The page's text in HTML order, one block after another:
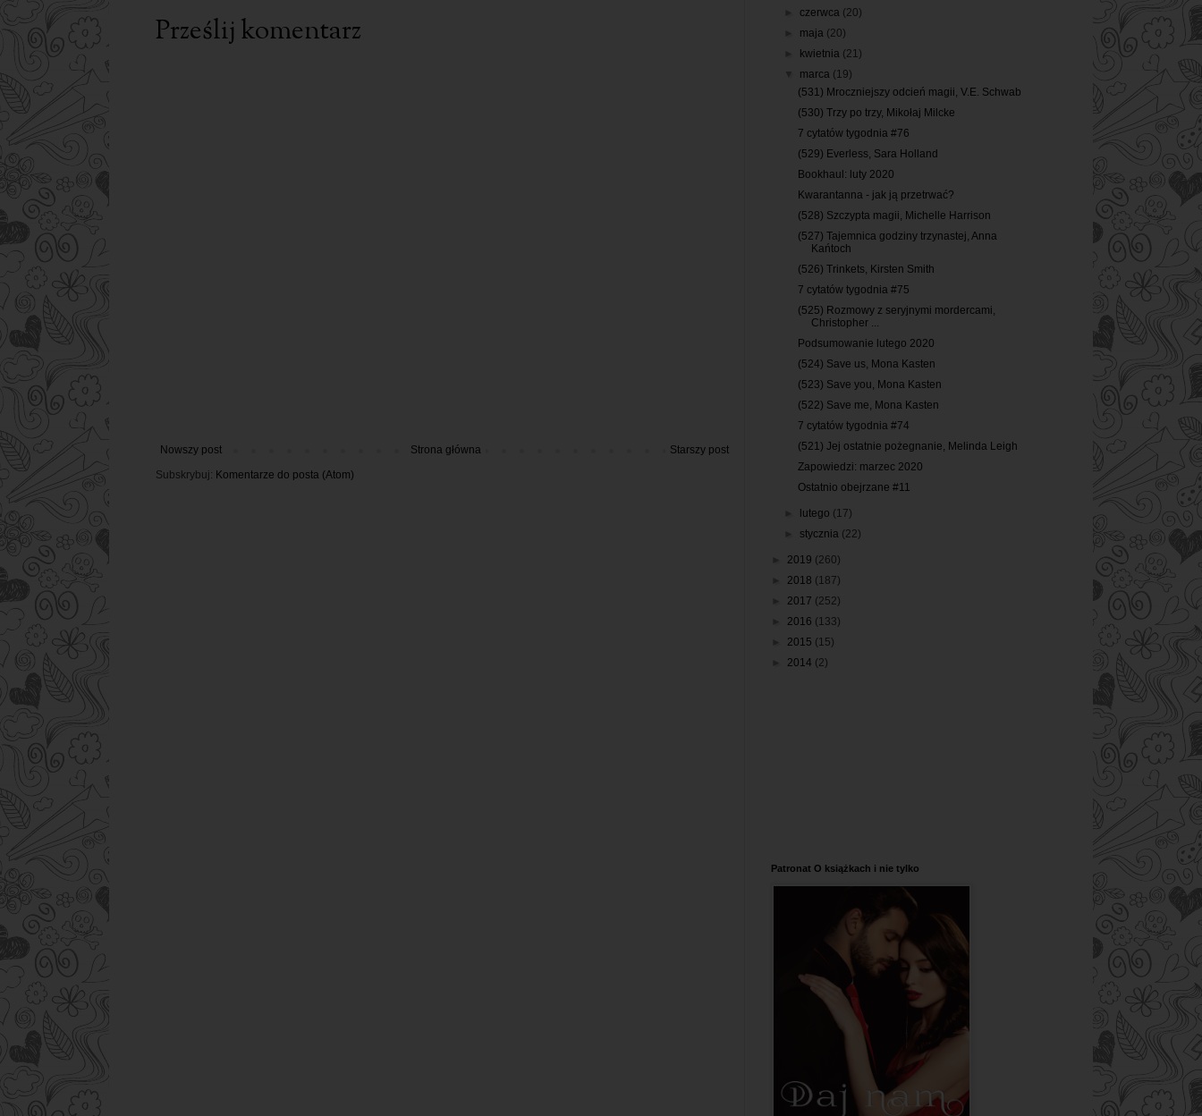
Prześlij komentarz
Nowszy post Starszy post
Strona główna
Subskrybuj: Komentarze do posta (Atom)
►czerwca (20)
maja (20)
kwietnia (21)
marca (19)
(531) Mroczniejszy odcień magii, V.E. Schwab
(530) Trzy po trzy, Mikołaj Milcke
7 cytatów tygodnia #76
(529) Everless, Sara Holland
Bookhaul: luty 2020
Kwarantanna - jak ją przetrwać?
(528) Szczypta magii, Michelle Harrison
(527) Tajemnica godziny trzynastej, Anna
Kańtoch
(526) Trinkets, Kirsten Smith
7 cytatów tygodnia #75
(525) Rozmowy z seryjnymi mordercami,
Christopher ...
Podsumowanie lutego 2020
(524) Save us, Mona Kasten
(523) Save you, Mona Kasten
(522) Save me, Mona Kasten
7 cytatów tygodnia #74
(521) Jej ostatnie pożegnanie, Melinda Leigh
Zapowiedzi: marzec 2020
Ostatnio obejrzane #11
lutego (17)
stycznia (22)
2019 (260)
2018 (187)
2017 (252)
2016 (133)
2015 (15)
2014 (2)
Patronat O książkach i nie tylko